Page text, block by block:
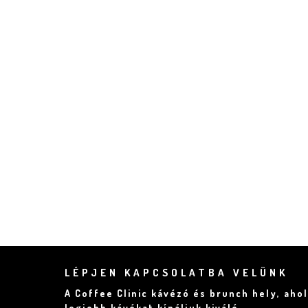
LÉPJEN KAPCSOLATBA VELÜNK
A Coffee Clinic kávézó és brunch hely,